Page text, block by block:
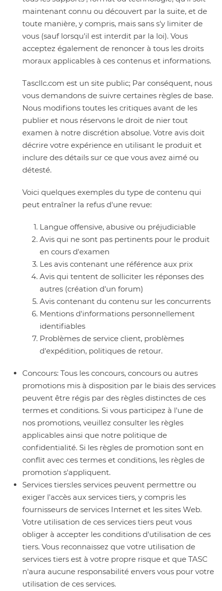
maintenant connu ou découvert par la suite, et de
toute manière, y compris, mais sans s'y limiter de
vous (sauf lorsqu'il est interdit par la loi). Vous
acceptez également de renoncer à tous les droits
moraux applicables à ces contenus et informations.
Tascllc.com est un site public; Par conséquent, nous
vous demandons de suivre certaines règles de base.
Nous modifions toutes les critiques avant de les
publier et nous réservons le droit de nier tout
examen à notre discrétion absolue. Votre avis doit
décrire votre expérience en utilisant le produit et
inclure des détails sur ce que vous avez aimé ou
détesté.
Voici quelques exemples du type de contenu qui
peut entraîner la refus d'une revue:
Langue offensive, abusive ou préjudiciable
Avis qui ne sont pas pertinents pour le produit
en cours d'examen
Les avis contenant une référence aux prix
Avis qui tentent de solliciter les réponses des
autres (création d'un forum)
Avis contenant du contenu sur les concurrents
Mentions d'informations personnellement
identifiables
Problèmes de service client, problèmes
d'expédition, politiques de retour.
Concours: Tous les concours, concours ou autres
promotions mis à disposition par le biais des services
peuvent être régis par des règles distinctes de ces
termes et conditions. Si vous participez à l'une de
nos promotions, veuillez consulter les règles
applicables ainsi que notre politique de
confidentialité. Si les règles de promotion sont en
conflit avec ces termes et conditions, les règles de
promotion s'appliquent.
Services tiers:les services peuvent permettre ou
exiger l'accès aux services tiers, y compris les
fournisseurs de services Internet et les sites Web.
Votre utilisation de ces services tiers peut vous
obliger à accepter les conditions d'utilisation de ces
tiers. Vous reconnaissez que votre utilisation de
services tiers est à votre propre risque et que TASC
n'aura aucune responsabilité envers vous pour votre
utilisation de ces services.